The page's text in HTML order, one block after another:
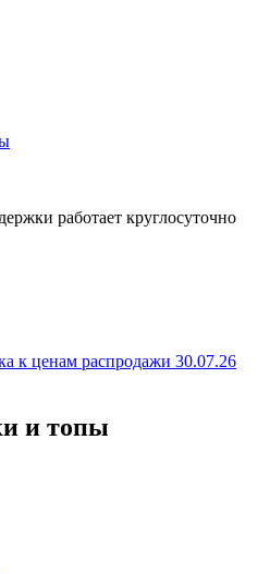
работает круглосуточно
к ценам распродажи 30.07.26
и топы